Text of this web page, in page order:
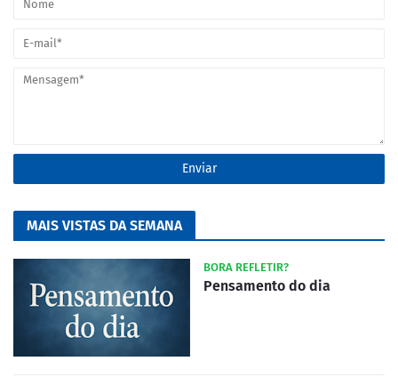
MAIS VISTAS DA SEMANA
BORA REFLETIR?
Pensamento do dia